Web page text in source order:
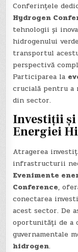
Conferințele
Hydrogen
tehnologii și
hidrogenului
transportul
perspectivă
Participarea la
crucială pentru a
din sector.
Investiții
Energiei
Atragerea
infrastructurii
Evenimente
Conference,
conectarea
acest sector. De
oportunități de a
guvernamentale
hidrogen.